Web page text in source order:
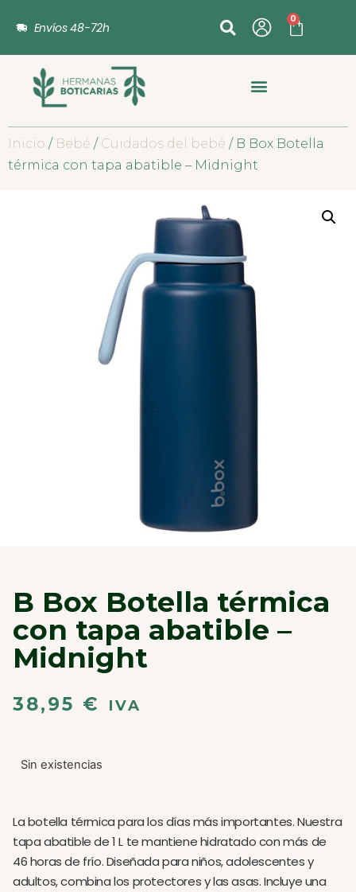
Envíos 48-72h
0
Inicio / Bebé / Cuidados del bebé / B Box Botella
térmica con tapa abatible – Midnight
B Box Botella térmica
con tapa abatible –
Midnight
38,95 € IVA
Sin existencias
La botella térmica para los días más importantes. Nuestra
tapa abatible de 1 L te mantiene hidratado con más de
46 horas de frío. Diseñada para niños, adolescentes y
adultos, combina los protectores y las asas. Incluye una